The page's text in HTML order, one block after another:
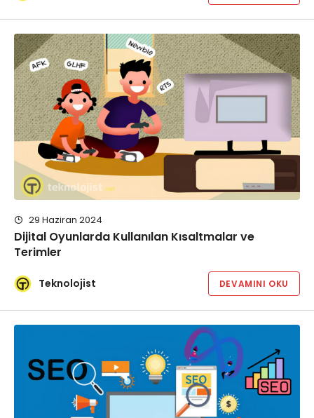
29 Haziran 2024
Dijital Oyunlarda Kullanılan Kısaltmalar ve
Terimler
Teknolojist DEVAMINI OKU